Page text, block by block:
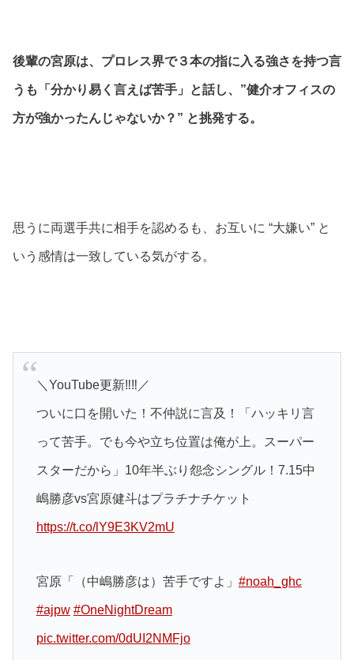
後輩の宮原は、プロレス界で３本の指に入る強さを持つ言
うも「分かり易く言えば苦手」と話し、”健介オフィスの
方が強かったんじゃないか？” と挑発する。
思うに両選手共に相手を認めるも、お互いに “大嫌い” と
いう感情は一致している気がする。
＼YouTube更新‼️‼️／
ついに口を開いた！不仲説に言及！「ハッキリ言
って苦手。でも今や立ち位置は俺が上。スーパー
スターだから」10年半ぶり怨念シングル！7.15中
嶋勝彦vs宮原健斗はプラチナチケット
https://t.co/lY9E3KV2mU
宮原「（中嶋勝彦は）苦手ですよ」 #noah_ghc
#ajpw #OneNightDream
pic.twitter.com/0dUI2NMFjo